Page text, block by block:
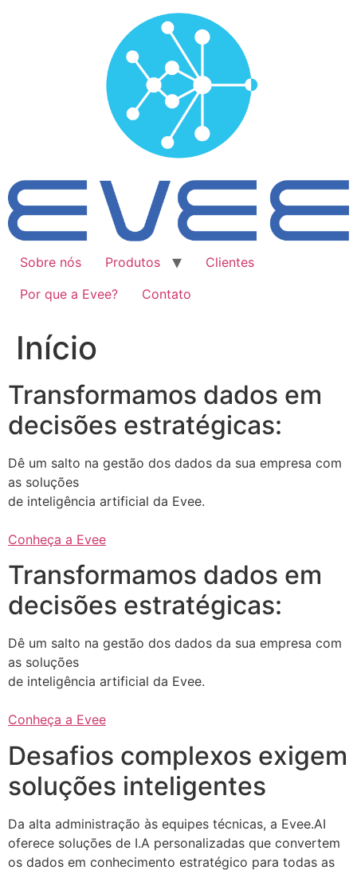
Sobre nós Produtos
Clientes
Por que a Evee?
Contato
Início
Transformamos dados em
decisões estratégicas:
Dê um salto na gestão dos dados da sua empresa com
as soluções
de inteligência artificial da Evee.
Conheça a Evee
Transformamos dados em
decisões estratégicas:
Dê um salto na gestão dos dados da sua empresa com
as soluções
de inteligência artificial da Evee.
Conheça a Evee
Desafios complexos exigem
soluções inteligentes
Da alta administração às equipes técnicas, a Evee.AI
oferece soluções de I.A personalizadas que convertem
os dados em conhecimento estratégico para todas as